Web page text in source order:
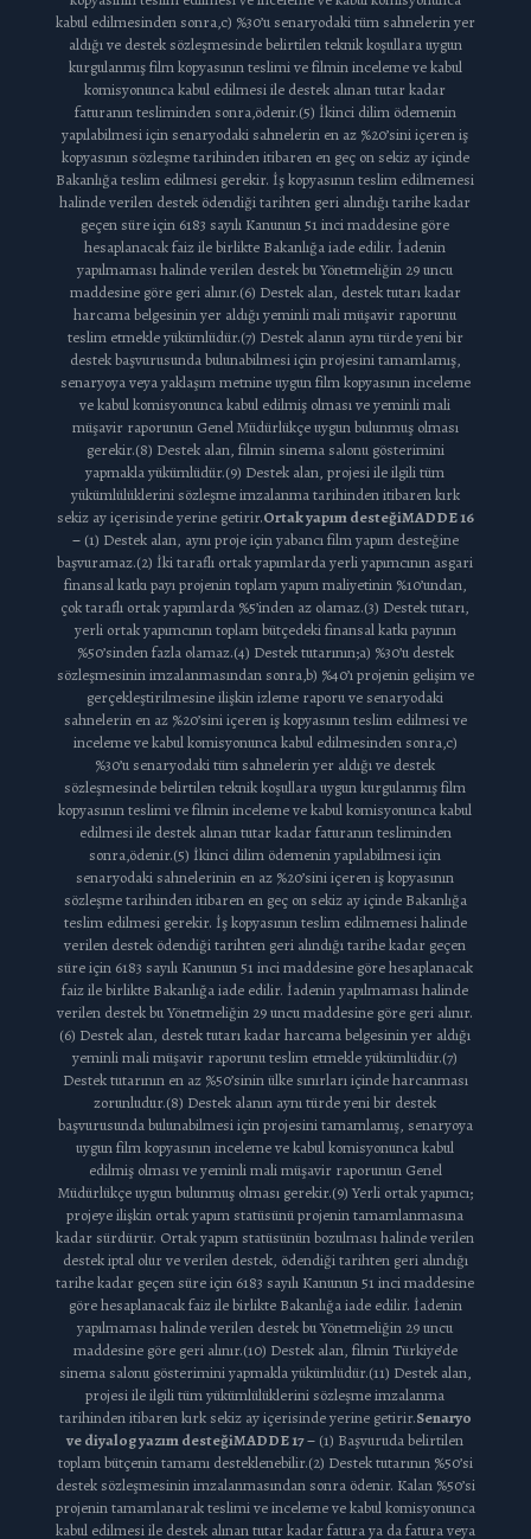
kabul edilmesinden sonra,c) %30’u senaryodaki tüm sahnelerin yer
aldığı ve destek sözleşmesinde belirtilen teknik koşullara uygun
kurgulanmış film kopyasının teslimi ve filmin inceleme ve kabul
komisyonunca kabul edilmesi ile destek alınan tutar kadar
faturanın tesliminden sonra,ödenir.(5) İkinci dilim ödemenin
yapılabilmesi için senaryodaki sahnelerin en az %20’sini içeren iş
kopyasının sözleşme tarihinden itibaren en geç on sekiz ay içinde
Bakanlığa teslim edilmesi gerekir. İş kopyasının teslim edilmemesi
halinde verilen destek ödendiği tarihten geri alındığı tarihe kadar
geçen süre için 6183 sayılı Kanunun 51 inci maddesine göre
hesaplanacak faiz ile birlikte Bakanlığa iade edilir. İadenin
yapılmaması halinde verilen destek bu Yönetmeliğin 29 uncu
maddesine göre geri alınır.(6) Destek alan, destek tutarı kadar
harcama belgesinin yer aldığı yeminli mali müşavir raporunu
teslim etmekle yükümlüdür.(7) Destek alanın aynı türde yeni bir
destek başvurusunda bulunabilmesi için projesini tamamlamış,
senaryoya veya yaklaşım metnine uygun film kopyasının inceleme
ve kabul komisyonunca kabul edilmiş olması ve yeminli mali
müşavir raporunun Genel Müdürlükçe uygun bulunmuş olması
gerekir.(8) Destek alan, filmin sinema salonu gösterimini
yapmakla yükümlüdür.(9) Destek alan, projesi ile ilgili tüm
yükümlülüklerini sözleşme imzalanma tarihinden itibaren kırk
sekiz ay içerisinde yerine getirir.Ortak yapım desteğiMADDE 16
–(1) Destek alan, aynı proje için yabancı film yapım desteğine
başvuramaz.(2) İki taraflı ortak yapımlarda yerli yapımcının asgari
finansal katkı payı projenin toplam yapım maliyetinin %10’undan,
çok taraflı ortak yapımlarda %5’inden az olamaz.(3) Destek tutarı,
yerli ortak yapımcının toplam bütçedeki finansal katkı payının
%50’sinden fazla olamaz.(4) Destek tutarının;a) %30’u destek
sözleşmesinin imzalanmasından sonra,b) %40’ı projenin gelişim ve
gerçekleştirilmesine ilişkin izleme raporu ve senaryodaki
sahnelerin en az %20’sini içeren iş kopyasının teslim edilmesi ve
inceleme ve kabul komisyonunca kabul edilmesinden sonra,c)
%30’u senaryodaki tüm sahnelerin yer aldığı ve destek
sözleşmesinde belirtilen teknik koşullara uygun kurgulanmış film
kopyasının teslimi ve filmin inceleme ve kabul komisyonunca kabul
edilmesi ile destek alınan tutar kadar faturanın tesliminden
sonra,ödenir.(5) İkinci dilim ödemenin yapılabilmesi için
senaryodaki sahnelerinin en az %20’sini içeren iş kopyasının
sözleşme tarihinden itibaren en geç on sekiz ay içinde Bakanlığa
teslim edilmesi gerekir. İş kopyasının teslim edilmemesi halinde
verilen destek ödendiği tarihten geri alındığı tarihe kadar geçen
süre için 6183 sayılı Kanunun 51 inci maddesine göre hesaplanacak
faiz ile birlikte Bakanlığa iade edilir. İadenin yapılmaması halinde
verilen destek bu Yönetmeliğin 29 uncu maddesine göre geri alınır.
(6) Destek alan, destek tutarı kadar harcama belgesinin yer aldığı
yeminli mali müşavir raporunu teslim etmekle yükümlüdür.(7)
Destek tutarının en az %50’sinin ülke sınırları içinde harcanması
zorunludur.(8) Destek alanın aynı türde yeni bir destek
başvurusunda bulunabilmesi için projesini tamamlamış, senaryoya
uygun film kopyasının inceleme ve kabul komisyonunca kabul
edilmiş olması ve yeminli mali müşavir raporunun Genel
Müdürlükçe uygun bulunmuş olması gerekir.(9) Yerli ortak yapımcı;
projeye ilişkin ortak yapım statüsünü projenin tamamlanmasına
kadar sürdürür. Ortak yapım statüsünün bozulması halinde verilen
destek iptal olur ve verilen destek, ödendiği tarihten geri alındığı
tarihe kadar geçen süre için 6183 sayılı Kanunun 51 inci maddesine
göre hesaplanacak faiz ile birlikte Bakanlığa iade edilir. İadenin
yapılmaması halinde verilen destek bu Yönetmeliğin 29 uncu
maddesine göre geri alınır.(10) Destek alan, filmin Türkiye’de
sinema salonu gösterimini yapmakla yükümlüdür.(11) Destek alan,
projesi ile ilgili tüm yükümlülüklerini sözleşme imzalanma
tarihinden itibaren kırk sekiz ay içerisinde yerine getirir.Senaryo
ve diyalog yazım desteğiMADDE 17 – (1) Başvuruda belirtilen
toplam bütçenin tamamı desteklenebilir.(2) Destek tutarının %50’si
destek sözleşmesinin imzalanmasından sonra ödenir. Kalan %50’si
projenin tamamlanarak teslimi ve inceleme ve kabul komisyonunca
kabul edilmesi ile destek alınan tutar kadar fatura ya da fatura veya